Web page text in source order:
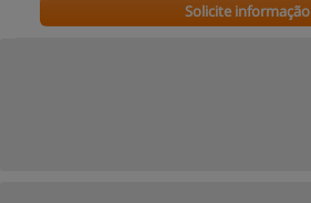
Solicite informação